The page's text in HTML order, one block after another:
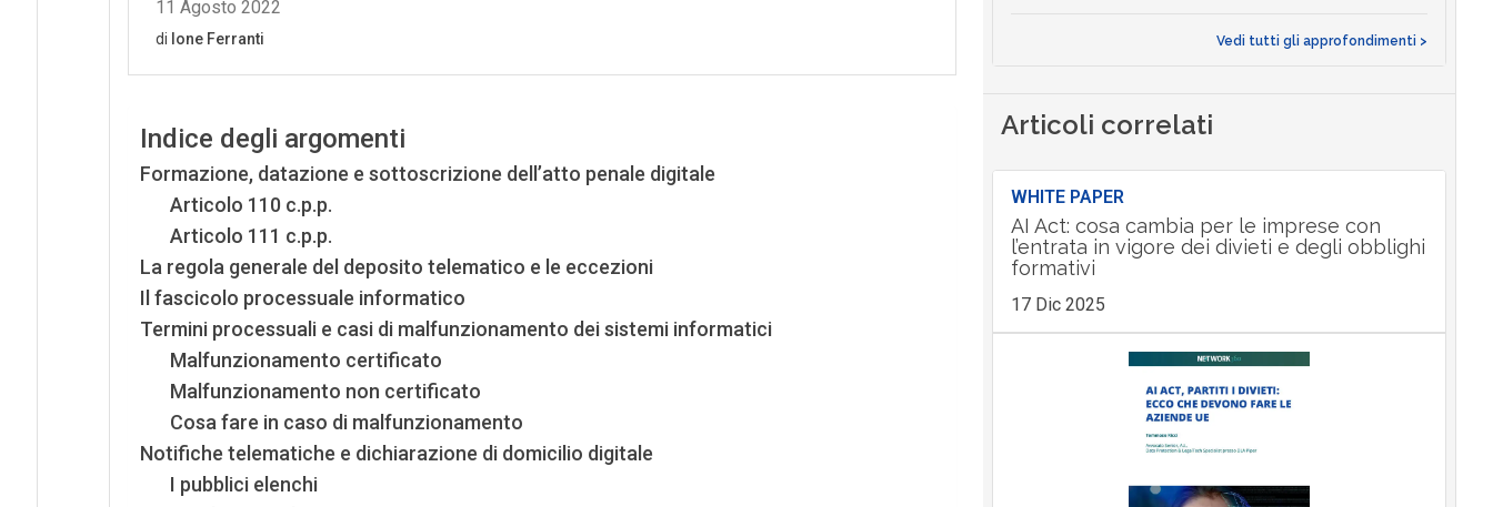
Indice degli argomenti
Formazione, datazione e sottoscrizione dell’atto penale digitale
Articolo 110 c.p.p.
Articolo 111 c.p.p.
La regola generale del deposito telematico e le eccezioni
Il fascicolo processuale informatico
Termini processuali e casi di malfunzionamento dei sistemi informatici
Malfunzionamento certificato
Malfunzionamento non certificato
Cosa fare in caso di malfunzionamento
Notifiche telematiche e dichiarazione di domicilio digitale
I pubblici elenchi
Vedi tutti gli approfondimenti >
Articoli correlati
WHITE PAPER
AI Act: cosa cambia per le imprese con
l’entrata in vigore dei divieti e degli obblighi
formativi
17 Dic 2025